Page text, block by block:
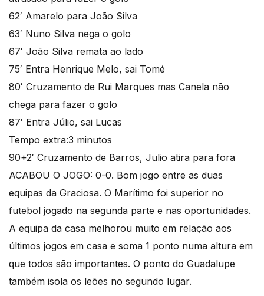
62′ Amarelo para João Silva
63′ Nuno Silva nega o golo
67′ João Silva remata ao lado
75′ Entra Henrique Melo, sai Tomé
80′ Cruzamento de Rui Marques mas Canela não
chega para fazer o golo
87′ Entra Júlio, sai Lucas
Tempo extra:3 minutos
90+2′ Cruzamento de Barros, Julio atira para fora
ACABOU O JOGO: 0-0. Bom jogo entre as duas
equipas da Graciosa. O Marítimo foi superior no
futebol jogado na segunda parte e nas oportunidades.
A equipa da casa melhorou muito em relação aos
últimos jogos em casa e soma 1 ponto numa altura em
que todos são importantes. O ponto do Guadalupe
também isola os leões no segundo lugar.